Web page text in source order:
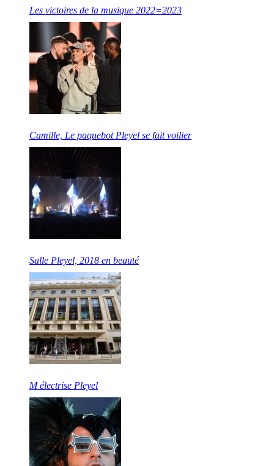
Les victoires de la musique 2022=2023
Camille, Le paquebot Pleyel se fait voilier
Salle Pleyel, 2018 en beauté
M électrise Pleyel